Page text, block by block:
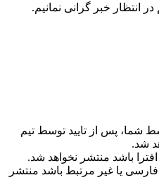
انتظار خبر گرانی نمانیم.
شما، پس از تایید توسط تیم
شد.
باشد منتشر نخواهد شد.
فارسی یا غیر مرتبط باشد منتشر